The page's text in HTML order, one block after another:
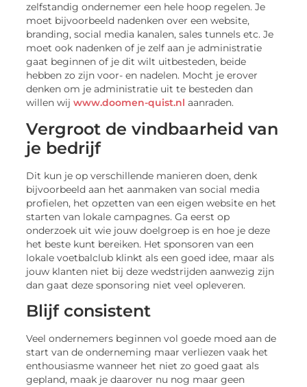
zelfstandig ondernemer een hele hoop regelen. Je
moet bijvoorbeeld nadenken over een website,
branding, social media kanalen, sales tunnels etc. Je
moet ook nadenken of je zelf aan je administratie
gaat beginnen of je dit wilt uitbesteden, beide
hebben zo zijn voor- en nadelen. Mocht je erover
denken om je administratie uit te besteden dan
willen wijwww.doomen-quist.nl aanraden.
Vergroot de vindbaarheid van
je bedrijf
Dit kun je op verschillende manieren doen, denk
bijvoorbeeld aan het aanmaken van social media
profielen, het opzetten van een eigen website en het
starten van lokale campagnes. Ga eerst op
onderzoek uit wie jouw doelgroep is en hoe je deze
het beste kunt bereiken. Het sponsoren van een
lokale voetbalclub klinkt als een goed idee, maar als
jouw klanten niet bij deze wedstrijden aanwezig zijn
dan gaat deze sponsoring niet veel opleveren.
Blijf consistent
Veel ondernemers beginnen vol goede moed aan de
start van de onderneming maar verliezen vaak het
enthousiasme wanneer het niet zo goed gaat als
gepland, maak je daarover nu nog maar geen